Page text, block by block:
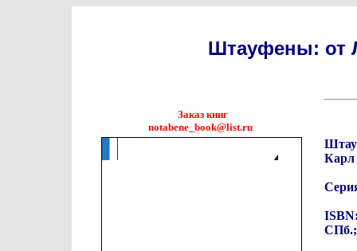
Штауфены: от
Заказ книг
notabene_book@list.ru
Карл
СПб.;